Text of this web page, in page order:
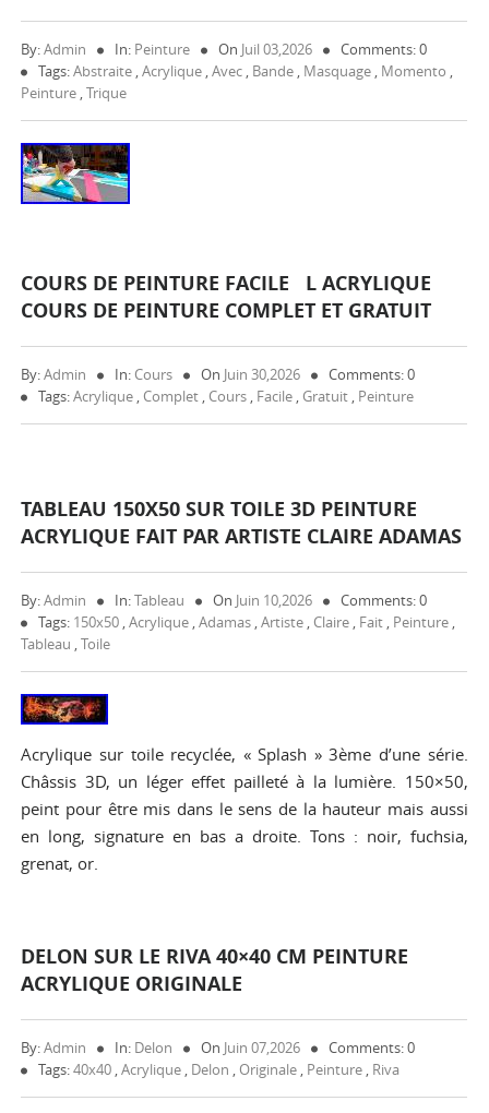
By:Admin In: Peinture On Juil 03,2026
Comments: 0
Tags:Abstraite ,Acrylique ,Avec , Bande , Masquage , Momento ,
Peinture ,Trique
COURS DE PEINTURE FACILE L ACRYLIQUE
COURS DE PEINTURE COMPLET ET GRATUIT
By:Admin In: Cours On Juin 30,2026
Comments: 0
Tags:Acrylique , Complet , Cours , Facile , Gratuit , Peinture
TABLEAU 150X50 SUR TOILE 3D PEINTURE
ACRYLIQUE FAIT PAR ARTISTE CLAIRE ADAMAS
By:Admin In:Tableau On Juin 10,2026
Comments: 0
Tags: 150x50 ,Acrylique ,Adamas ,Artiste , Claire , Fait , Peinture ,
Tableau ,Toile
Acrylique sur toile recyclée, « Splash » 3ème d’une série.
Châssis 3D, un léger effet pailleté à la lumière. 150×50,
peint pour être mis dans le sens de la hauteur mais aussi
en long, signature en bas a droite. Tons : noir, fuchsia,
grenat, or.
DELON SUR LE RIVA 40×40 CM PEINTURE
ACRYLIQUE ORIGINALE
By:Admin In: Delon On Juin 07,2026
Comments: 0
Tags:40x40 ,Acrylique , Delon , Originale , Peinture , Riva